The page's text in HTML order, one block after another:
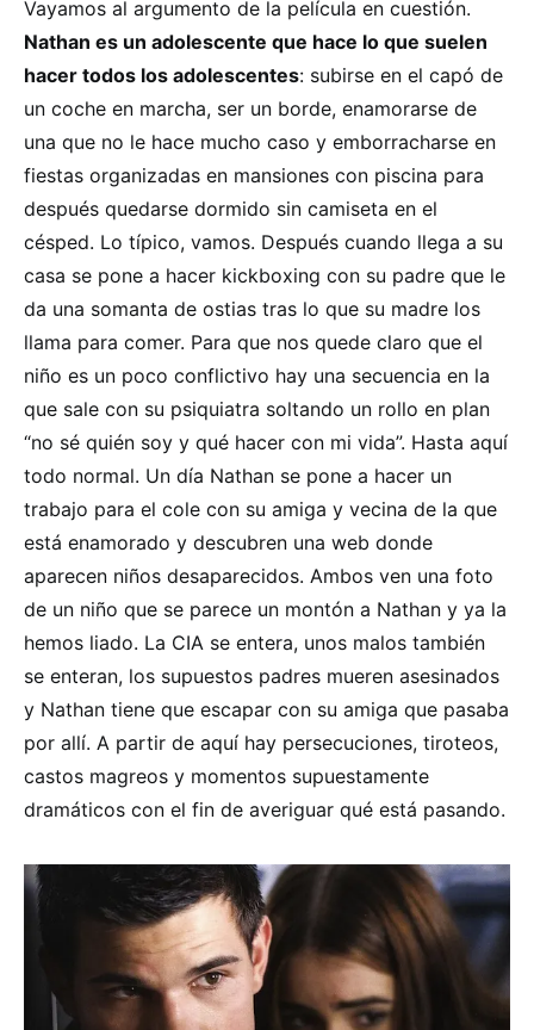
Vayamos al argumento de la película en cuestión.
Nathan es un adolescente que hace lo que suelen
hacer todos los adolescentes: subirse en el capó de
un coche en marcha, ser un borde, enamorarse de
una que no le hace mucho caso y emborracharse en
fiestas organizadas en mansiones con piscina para
después quedarse dormido sin camiseta en el
césped. Lo típico, vamos. Después cuando llega a su
casa se pone a hacer kickboxing con su padre que le
da una somanta de ostias tras lo que su madre los
llama para comer. Para que nos quede claro que el
niño es un poco conflictivo hay una secuencia en la
que sale con su psiquiatra soltando un rollo en plan
“no sé quién soy y qué hacer con mi vida”. Hasta aquí
todo normal. Un día Nathan se pone a hacer un
trabajo para el cole con su amiga y vecina de la que
está enamorado y descubren una web donde
aparecen niños desaparecidos. Ambos ven una foto
de un niño que se parece un montón a Nathan y ya la
hemos liado. La CIA se entera, unos malos también
se enteran, los supuestos padres mueren asesinados
y Nathan tiene que escapar con su amiga que pasaba
por allí. A partir de aquí hay persecuciones, tiroteos,
castos magreos y momentos supuestamente
dramáticos con el fin de averiguar qué está pasando.